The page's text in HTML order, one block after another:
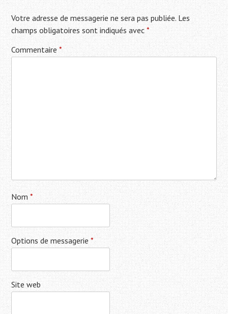
Votre adresse de messagerie ne sera pas publiée. Les
champs obligatoires sont indiqués avec*
Commentaire*
Nom*
Options de messagerie*
Site web